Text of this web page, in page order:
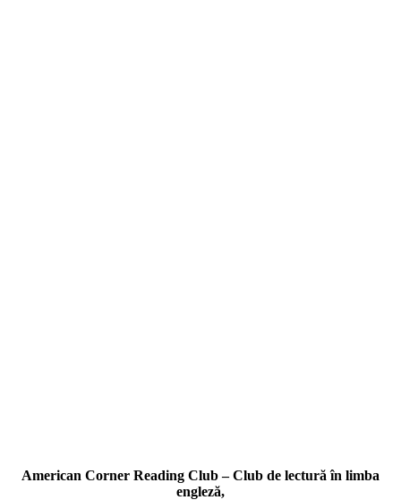
American Corner Reading Club – Club de lectură în limba
engleză,